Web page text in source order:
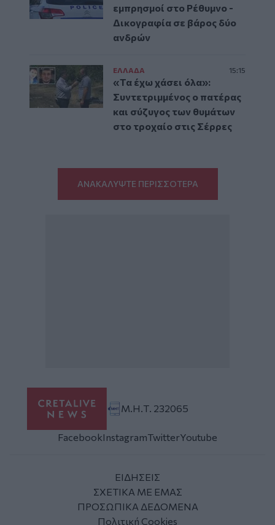
εμπρησμοί στο Ρέθυμνο -
Δικογραφία σε βάρος δύο
ανδρών
ΕΛΛAΔΑ 15:15
«Τα έχω χάσει όλα»:
Συντετριμμένος ο πατέρας
και σύζυγος των θυμάτων
στο τροχαίο στις Σέρρες
ΑΝΑΚΑΛΥΨΤΕ ΠΕΡΙΣΣΟΤΕΡΑ
Μ.Η.Τ. 232065
FacebookInstagramTwitterYoutube
ΕΙΔΗΣΕΙΣ
ΣΧΕΤΙΚΑ ΜΕ ΕΜΑΣ
ΠΡΟΣΩΠΙΚΑ ΔΕΔΟΜΕΝΑ
Πολιτική Cookies